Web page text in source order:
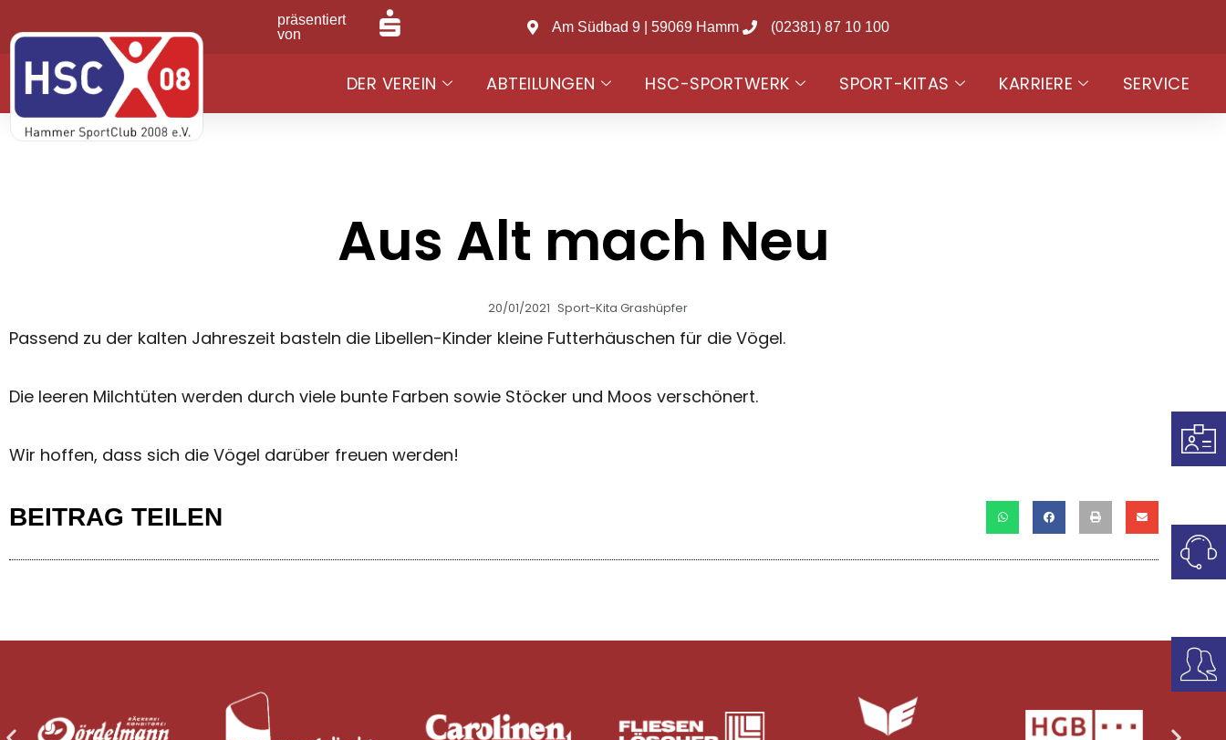
präsentiert
von
Am Südbad 9 | 59069 Hamm (02381) 87 10 100
DER VEREIN ABTEILUNGEN HSC-SPORTWERK SPORT-KITAS KARRIERE SERVICE
Aus Alt mach Neu
20/01/2021 Sport-Kita Grashüpfer
Passend zu der kalten Jahreszeit basteln die Libellen-Kinder kleine Futterhäuschen für die Vögel.
Die leeren Milchtüten werden durch viele bunte Farben sowie Stöcker und Moos verschönert.
Wir hoffen, dass sich die Vögel darüber freuen werden!
BEITRAG TEILEN